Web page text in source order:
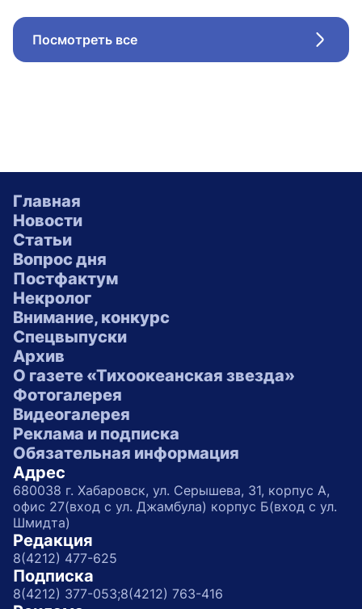
Посмотреть все
Главная
Новости
Статьи
Вопрос дня
Постфактум
Некролог
Внимание, конкурс
Спецвыпуски
Архив
О газете «Тихоокеанская звезда»
Фотогалерея
Видеогалерея
Реклама и подписка
Обязательная информация
Адрес
680038 г. Хабаровск, ул. Серышева, 31, корпус А,
офис 27(вход с ул. Джамбула) корпус Б(вход с ул.
Шмидта)
Редакция
8(4212) 477-625
Подписка
8(4212) 377-053;8(4212) 763-416